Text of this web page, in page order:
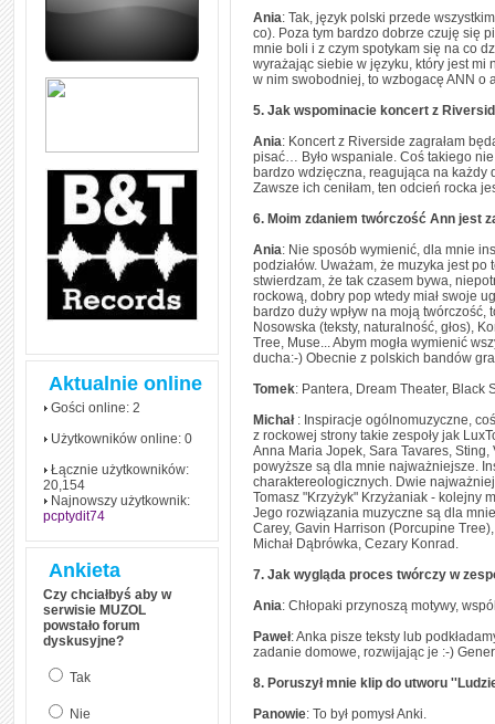
zapamiętasz
zrozumiale wytłumaczył, na
(reported speech) w języku
angielskim
dłużej!
Aktualnie online
Gości online: 2
Użytkowników online: 0
Łącznie użytkowników:
20,154
Najnowszy użytkownik:
pcptydit74
Ankieta
Czy chciałbyś aby w
serwisie MUZOL
powstało forum
dyskusyjne?
Tak
Nie
Ania: Tak, język polski przede
co). Poza tym bardzo dobrze czuję się
mnie boli i z czym spotykam się na co
wyrażając siebie w języku, który jest
w nim swobodniej, to wzbogacę ANN o
5. Jak wspominacie koncert z
Ania: Koncert z Riverside zagrałam
pisać… Było wspaniale. Coś takiego
bardzo wdzięczna, reagująca na każdy
Zawsze ich ceniłam, ten odcień rocka
6. Moim zdaniem twórczość Ann jest
Ania: Nie sposób wymienić, dla mnie
podziałów. Uważam, że muzyka jest
stwierdzam, że tak czasem bywa,
rockową, dobry pop wtedy miał swoje
bardzo duży wpływ na moją twórczość,
Nosowska (teksty, naturalność, głos),
Tree, Muse... Abym mogła wymienić
ducha:-) Obecnie z polskich bandów
Tomek: Pantera, Dream Theater, Black
Michał : Inspiracje ogólnomuzyczne,
z rockowej strony takie zespoły jak
Anna Maria Jopek, Sara Tavares,
powyższe są dla mnie najważniejsze.
charaktereologicznych. Dwie
Tomasz "Krzyżyk" Krzyżaniak - kolejny
Jego rozwiązania muzyczne są dla
Carey, Gavin Harrison (Porcupine
Michał Dąbrówka, Cezary Konrad.
7. Jak wygląda proces twórczy w
Ania: Chłopaki przynoszą motywy,
Paweł: Anka pisze teksty lub
zadanie domowe, rozwijając je :-)
8. Poruszył mnie klip do utworu
Panowie: To był pomysł Anki.